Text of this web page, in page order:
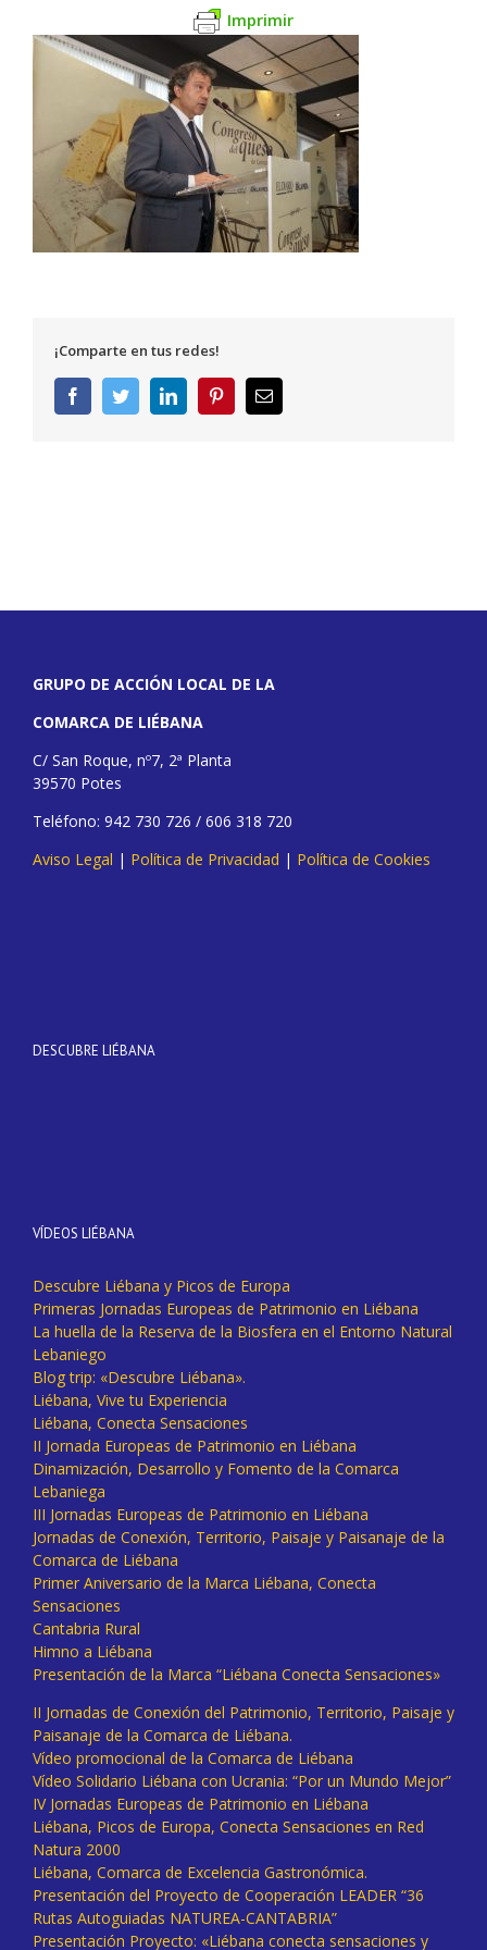
Imprimir
¡Comparte en tus redes!
FacebookTwitterLinkedInPinterestCorreo
electrónico
GRUPO DE ACCIÓN LOCAL DE LA
COMARCA DE LIÉBANA
C/ San Roque, nº7, 2ª Planta
39570 Potes
Teléfono: 942 730 726 / 606 318 720
Aviso Legal | Política de Privacidad | Política de Cookies
DESCUBRE LIÉBANA
VÍDEOS LIÉBANA
Descubre Liébana y Picos de Europa
Primeras Jornadas Europeas de Patrimonio en Liébana
La huella de la Reserva de la Biosfera en el Entorno Natural
Lebaniego
Blog trip: «Descubre Liébana».
Liébana, Vive tu Experiencia
Liébana, Conecta Sensaciones
II Jornada Europeas de Patrimonio en Liébana
Dinamización, Desarrollo y Fomento de la Comarca
Lebaniega
III Jornadas Europeas de Patrimonio en Liébana
Jornadas de Conexión, Territorio, Paisaje y Paisanaje de la
Comarca de Liébana
Primer Aniversario de la Marca Liébana, Conecta
Sensaciones
Cantabria Rural
Himno a Liébana
Presentación de la Marca “Liébana Conecta Sensaciones»
II Jornadas de Conexión del Patrimonio, Territorio, Paisaje y
Paisanaje de la Comarca de Liébana.
Vídeo promocional de la Comarca de Liébana
Vídeo Solidario Liébana con Ucrania: “Por un Mundo Mejor”
IV Jornadas Europeas de Patrimonio en Liébana
Liébana, Picos de Europa, Conecta Sensaciones en Red
Natura 2000
Liébana, Comarca de Excelencia Gastronómica.
Presentación del Proyecto de Cooperación LEADER “36
Rutas Autoguiadas NATUREA-CANTABRIA”
Presentación Proyecto: «Liébana conecta sensaciones y